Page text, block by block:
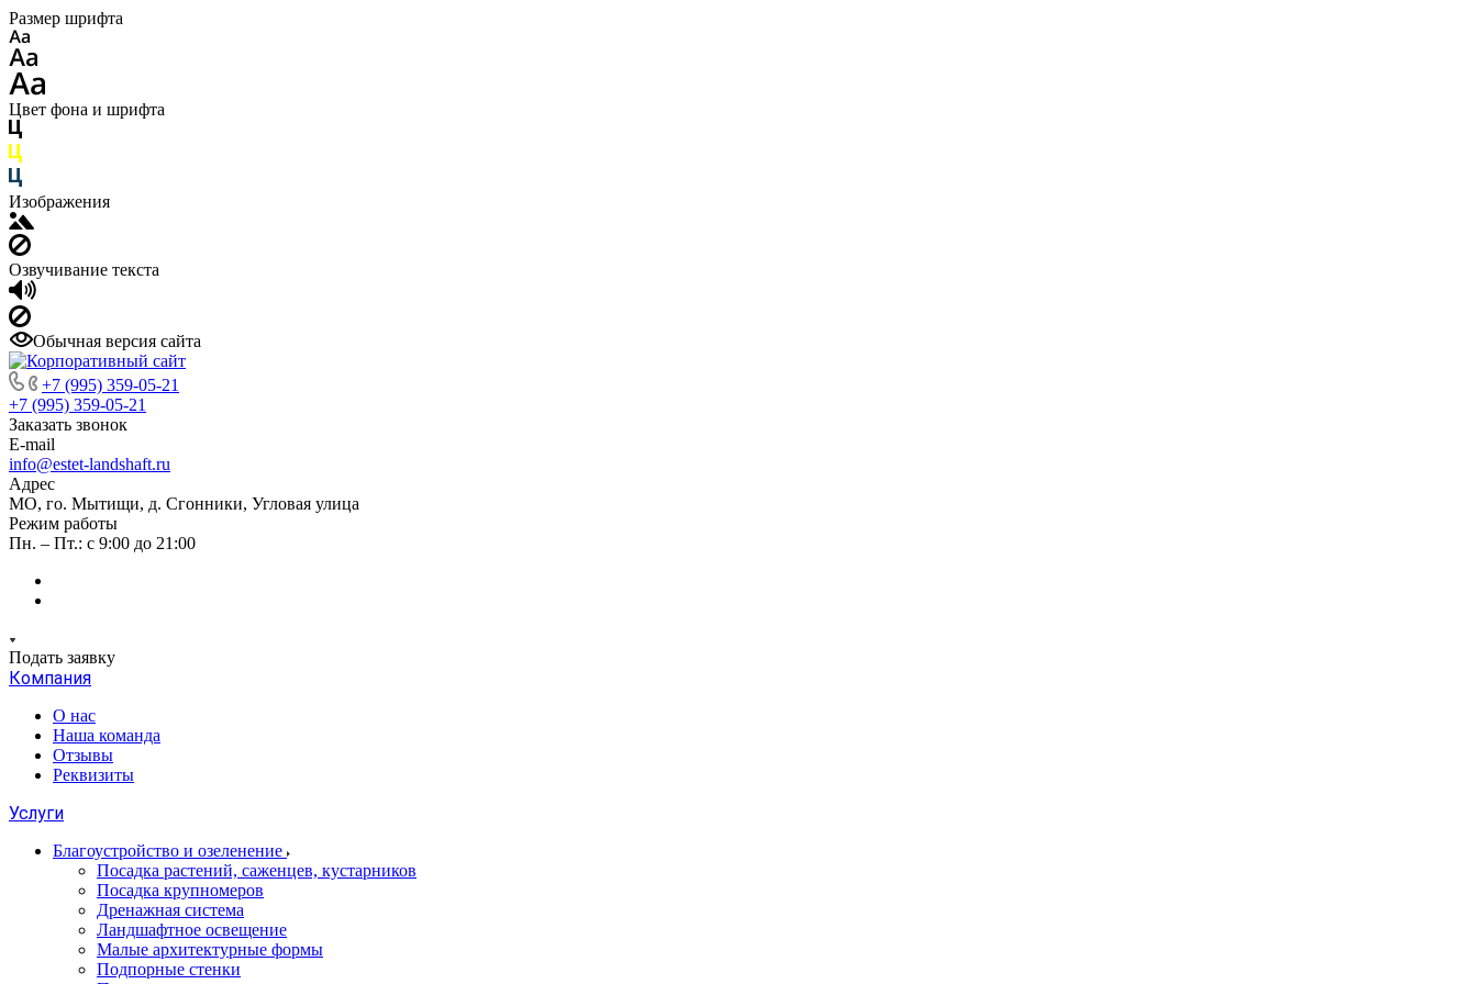
Размер шрифта
Цвет фона и шрифта
Изображения
Озвучивание текста
Обычная версия сайта
+7 (995) 359-05-21
+7 (995) 359-05-21
Заказать звонок
E-mail
info@estet-landshaft.ru
Адрес
МО, го. Мытищи, д. Сгонники, Угловая улица
Режим работы
Пн. – Пт.: с 9:00 до 21:00
Подать заявку
Компания
О нас
Наша команда
Отзывы
Реквизиты
Услуги
Благоустройство и озеленение
Посадка растений, саженцев, кустарников
Посадка крупномеров
Дренажная система
Ландшафтное освещение
Малые архитектурные формы
Подпорные стенки